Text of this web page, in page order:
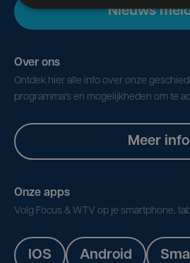
Nieuws
Over ons
Ontdek hier alle info over onze
programma's en mogelijkheden om te
Meer info
Onze apps
Volg Focus & WTV op je smartphone,
IOS Android